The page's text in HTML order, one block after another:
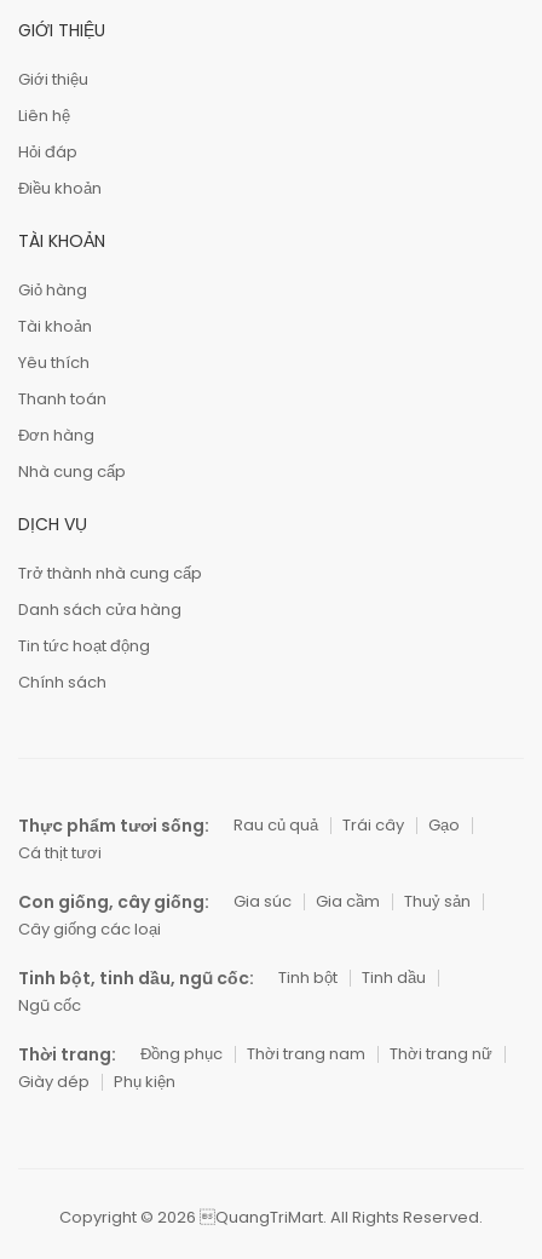
GIỚI THIỆU
Giới thiệu
Liên hệ
Hỏi đáp
Điều khoản
TÀI KHOẢN
Giỏ hàng
Tài khoản
Yêu thích
Thanh toán
Đơn hàng
Nhà cung cấp
DỊCH VỤ
Trở thành nhà cung cấp
Danh sách cửa hàng
Tin tức hoạt động
Chính sách
Thực phẩm tươi sống: Rau củ quả Trái cây
Gạo
Cá thịt tươi
Con giống, cây giống: Gia súc Gia cầm
Thuỷ sản
Cây giống các loại
Tinh bột, tinh dầu, ngũ cốc: Tinh bột
Tinh dầu
Ngũ cốc
Thời trang: Đồng phục Thời trang nam
Thời trang nữ
Giày dép
Phụ kiện
Copyright © 2026 QuangTriMart. All Rights Reserved.